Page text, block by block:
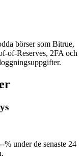
börser som Bitrue,
of-Reserves, 2FA och
% under de senaste 24